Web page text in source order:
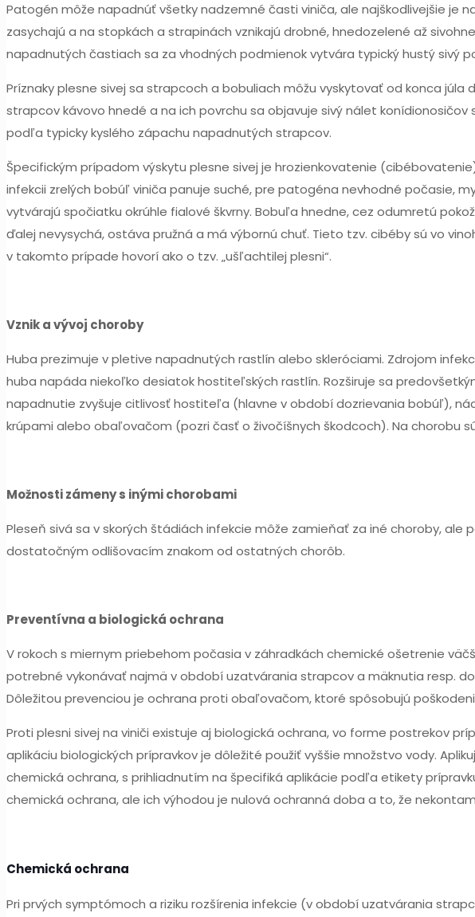
Patogén môže napadnúť všetky nadzemné časti viniča, ale najškodlivejšie je
zasychajú a na stopkách a strapinách vznikajú drobné, hnedozelené až
napadnutých častiach sa za vhodných podmienok vytvára typický hustý sivý
Príznaky plesne sivej sa strapcoch a bobuliach môžu vyskytovať od konca
strapcov kávovo hnedé a na ich povrchu sa objavuje sivý nálet
podľa typicky kyslého zápachu napadnutých strapcov.
Špecifickým prípadom výskytu plesne sivej je hrozienkovatenie
infekcii zrelých bobúľ viniča panuje suché, pre patogéna nevhodné počasie,
vytvárajú spočiatku okrúhle fialové škvrny. Bobuľa hnedne, cez odumretú
ďalej nevysychá, ostáva pružná a má výbornú chuť. Tieto tzv. cibéby sú vo
v takomto prípade hovorí ako o tzv. „ušľachtilej plesni“.
Vznik a vývoj choroby
Huba prezimuje v pletive napadnutých rastlín alebo skleróciami. Zdrojom
huba napáda niekoľko desiatok hostiteľských rastlín. Rozširuje sa
napadnutie zvyšuje citlivosť hostiteľa (hlavne v období dozrievania bobúľ),
krúpami alebo obaľovačom (pozri časť o živočíšnych škodcoch). Na chorobu
Možnosti zámeny s inými chorobami
Pleseň sivá sa v skorých štádiách infekcie môže zamieňať za iné choroby,
dostatočným odlišovacím znakom od ostatných chorôb.
Preventívna a biologická ochrana
V rokoch s miernym priebehom počasia v záhradkách chemické ošetrenie
potrebné vykonávať najmä v období uzatvárania strapcov a mäknutia resp.
Dôležitou prevenciou je ochrana proti obaľovačom, ktoré spôsobujú
Proti plesni sivej na viniči existuje aj biologická ochrana, vo forme postrekov
aplikáciu biologických prípravkov je dôležité použiť vyššie množstvo vody.
chemická ochrana, s prihliadnutím na špecifiká aplikácie podľa etikety
chemická ochrana, ale ich výhodou je nulová ochranná doba a to, že
Chemická ochrana
Pri prvých symptómoch a riziku rozšírenia infekcie (v období uzatvárania